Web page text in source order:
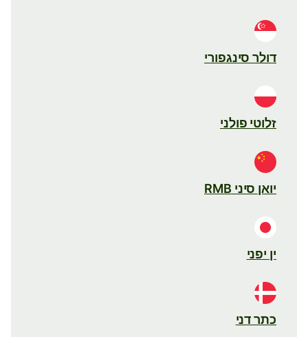
דולר סינגפורי
זלוטי פולני
יואן סיני RMB
ין יפני
כתר דני